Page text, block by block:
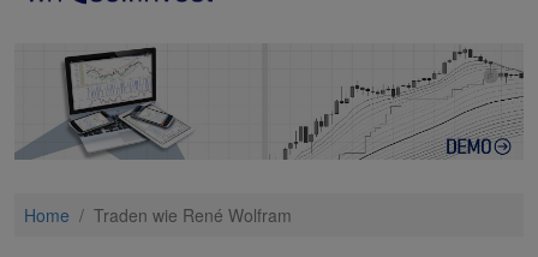
Home / Traden wie René Wolfram